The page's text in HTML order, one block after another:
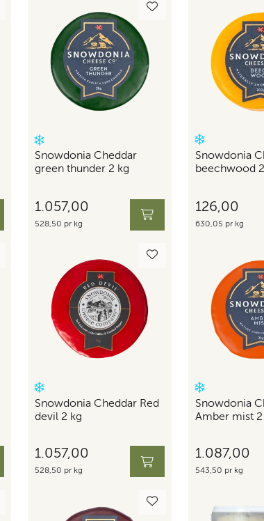
Snowdonia Cheddar
green thunder 2 kg
1.057,00
528,50 pr kg
Snowdonia
beechwood
126,00
630,05 pr kg
Snowdonia Cheddar Red
devil 2 kg
1.057,00
528,50 pr kg
Snowdonia
Amber mist 2
1.087,00
543,50 pr kg